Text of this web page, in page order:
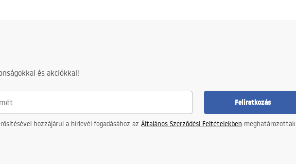
és akciókkal!
Feliratkozás
hozzájárul a hírlevél fogadásához az Általános Szerződési Feltételekben meghatározottak